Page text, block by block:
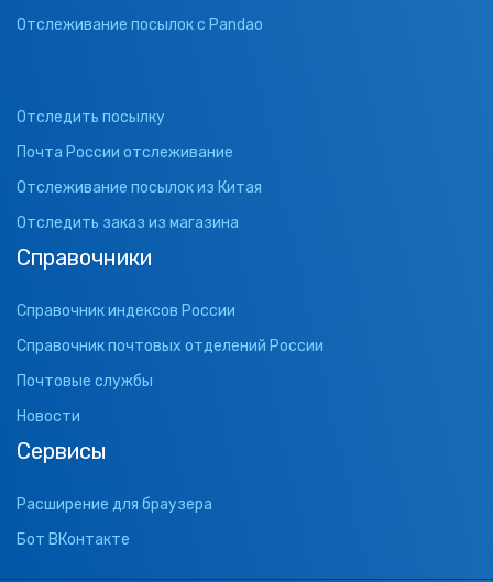
Отслеживание посылок с Pandao
Отследить посылку
Почта России отслеживание
Отслеживание посылок из Китая
Отследить заказ из магазина
Справочники
Справочник индексов России
Справочник почтовых отделений России
Почтовые службы
Новости
Сервисы
Расширение для браузера
Бот ВКонтакте